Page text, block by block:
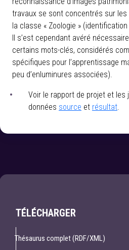
travaux se sont concentrés sur les
la classe « Zoologie »
Il s’est cependant avéré
certains mots-clés, considérés
spécifiques pour l’apprentissage
peu d’enluminures associées).
Voir le rapport de projet et les
données source et résultat.
TÉLÉCHARGER
Thésaurus complet (RDF/XML)